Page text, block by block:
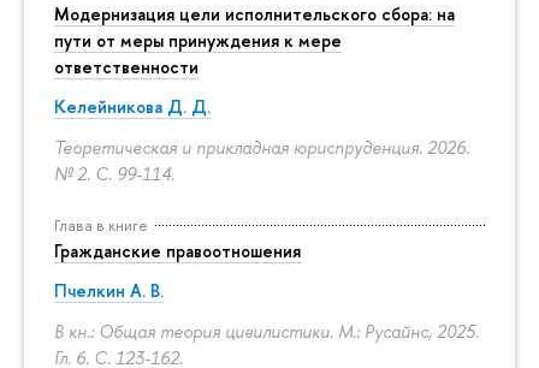
Модернизация цели исполнительского сбора: на
пути от меры принуждения к мере
ответственности
Келейникова Д. Д.
Теоретическая и прикладная юриспруденция. 2026.
№ 2. С. 99-114.
Глава в книге
Гражданские правоотношения
Пчелкин А. В.
В кн.: Общая теория цивилистики. М.: Русайнс, 2025.
Гл. 6. С. 123-162.